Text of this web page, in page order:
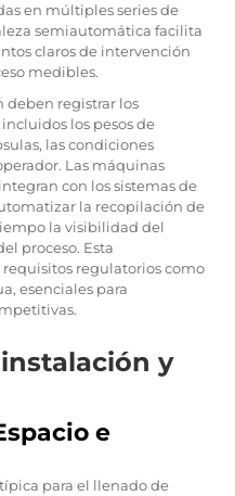
en múltiples series de
semiautomática facilita
claros de intervención
medibles.
deben registrar los
los pesos de
las condiciones
Las máquinas
con los sistemas de
la recopilación de
la visibilidad del
proceso. Esta
regulatorios como
esenciales para
y
e
para el llenado de